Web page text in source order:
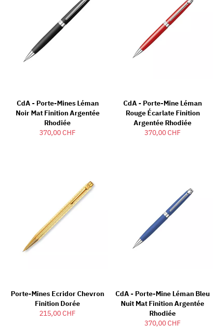
CdA - Porte-Mines Léman
Noir Mat Finition Argentée
Rhodiée
370,00 CHF
CdA - Porte-Mine Léman
Rouge Écarlate Finition
Argentée Rhodiée
370,00 CHF
Porte-Mines Ecridor Chevron
Finition Dorée
215,00 CHF
CdA - Porte-Mine Léman Bleu
Nuit Mat Finition Argentée
Rhodiée
370,00 CHF